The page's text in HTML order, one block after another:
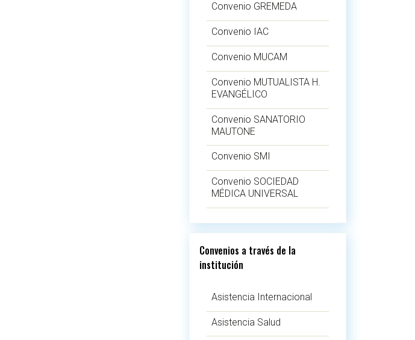
Convenio GREMEDA
Convenio IAC
Convenio MUCAM
Convenio MUTUALISTA H.
EVANGÉLICO
Convenio SANATORIO
MAUTONE
Convenio SMI
Convenio SOCIEDAD
MÉDICA UNIVERSAL
Convenios a través de la
institución
Asistencia Internacional
Asistencia Salud